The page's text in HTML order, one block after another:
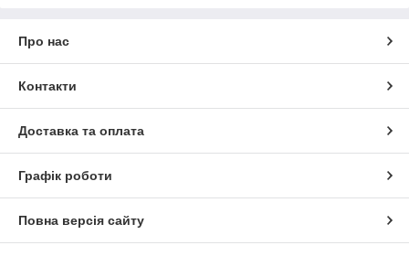
Про нас
Контакти
Доставка та оплата
Графік роботи
Повна версія сайту